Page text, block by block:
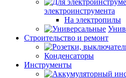
электроинструмента
На электропилы
Строительство и ремонт
Конденсаторы
Инструменты